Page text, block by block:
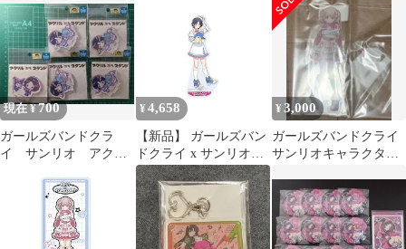
ン（コラボイラスト）
アクリルスタンド ガル
クラ 新品 未開封品 正
規品 Proxy OK
ド 仁菜
現在 ¥700
ガールズバンドクラ
イ サンリオ アクリ
¥ 4,658
【新品】 ガールズバン
ドクライ x サンリオキ
ャラクターズ 07 ナナ x
タキシードサム[コラボ
イラスト] BIGアクリル
スタンド 0
¥3,000
ガールズバンドクライ
サンリオキャラクター
ンド